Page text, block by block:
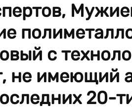
с
не имеющий
20-